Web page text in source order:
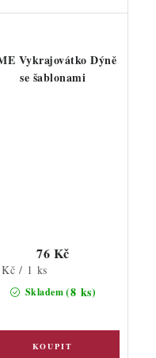
Vykrajovátko Dýně
se šablonami
Skladem(8 ks)
76 Kč
/ 1 ks